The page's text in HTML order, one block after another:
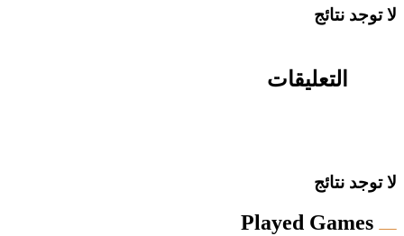
لا توجد نتائج
التعليقات
لا توجد نتائج
Played Games